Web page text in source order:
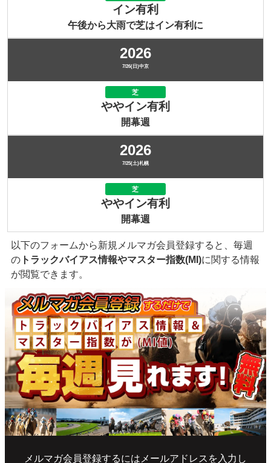
イン有利
午後から大雨で芝はイン有利に
2026
7/26(日)中京
芝
ややイン有利
開幕週
2026
7/25(土)札幌
芝
ややイン有利
開幕週
以下のフォームから新規メルマガ会員登録すると、毎週
の トラックバイアス情報やマスター指数(MI)に関する情報
が閲覧できます。
メルマガ会員登録するにはメールアドレスを入力し